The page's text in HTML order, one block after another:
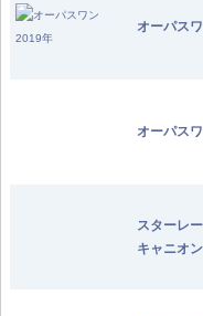
オーパス
オーパス
スターレ
キャニオ